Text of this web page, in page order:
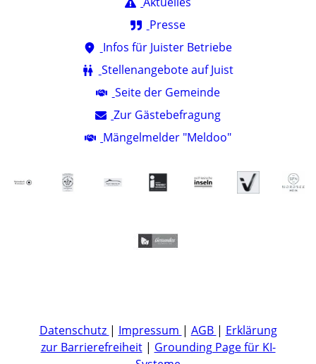
Presse
Infos für Juister Betriebe
Stellenangebote auf Juist
Seite der Gemeinde
Zur Gästebefragung
Mängelmelder "Meldoo"
Datenschutz | Impressum | AGB | Erklärung
zur Barrierefreiheit| Grounding Page für KI-